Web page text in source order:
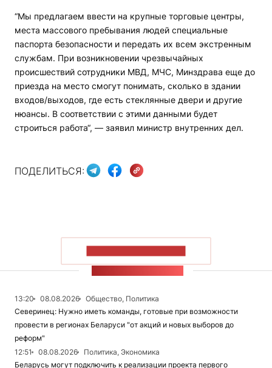
“Мы предлагаем ввести на крупные торговые центры,
места массового пребывания людей специальные
паспорта безопасности и передать их всем экстренным
службам. При возникновении чрезвычайных
происшествий сотрудники МВД, МЧС, Минздрава еще до
приезда на место смогут понимать, сколько в здании
входов/выходов, где есть стеклянные двери и другие
нюансы. В соответствии с этими данными будет
строиться работа“, — заявил министр внутренних дел.
ПОДЕЛИТЬСЯ:
13:20 08.08.2026
Общество, Политика
Северинец: Нужно иметь команды, готовые при возможности
провести в регионах Беларуси "от акций и новых выборов до
реформ"
12:51
08.08.2026
Политика, Экономика
Беларусь могут подключить к реализации проекта первого